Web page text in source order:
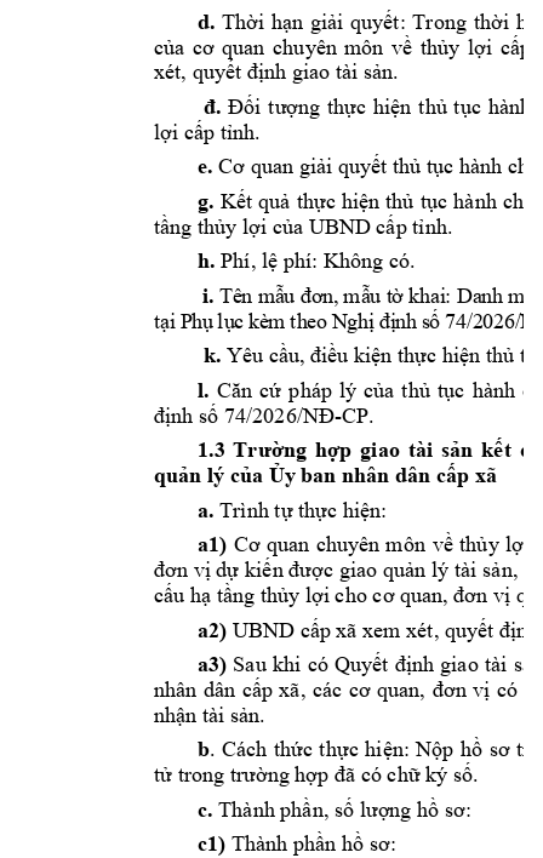
d. Thời hạn giải quyết: Trong thời
của cơ quan chuyên môn về thủy lợi cấp
xét, quyết định giao tài sản.
đ. Đối tượng thực hiện thủ tục hành
lợi cấp tỉnh.
e. Cơ quan giải quyết thủ tục hành
g. Kết quả thực hiện thủ tục hành
tầng thủy lợi của UBND cấp tỉnh.
h. Phí, lệ phí: Không có.
i. Tên mẫu đơn, mẫu tờ khai: Danh m
tại Phụlục kèm theo Nghị định số74/2026/N
k. Yêu cầu, điều kiện thực hiện thủ
l. Căn cứ pháp lý của thủ tục hành
định số 74/2026/NĐ-CP.
1.3 Trường hợp giao tài sản kết
quản lý của Ủy ban nhân dân cấp xã
a. Trình tự thực hiện:
a1) Cơ quan chuyên môn về thủy lợi
đơn vị dự kiến được giao quản lý tài sản,
cấu hạ tầng thủy lợi cho cơ quan, đơn vị
a2) UBND cấp xã xem xét, quyết định
a3) Sau khi có Quyết định giao tài sản
nhân dân cấp xã, các cơ quan, đơn vị có
nhận tài sản.
b. Cách thức thực hiện: Nộp hồ sơ
tử trong trường hợp đã có chữ ký số.
c. Thành phần, số lượng hồ sơ:
c1) Thành phần hồ sơ: